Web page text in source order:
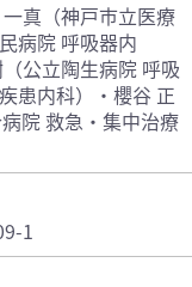
真（神戸市立医療
病院 呼吸器内
公立陶生病院 呼吸
患内科）・櫻谷 正
院 救急・集中治療
1